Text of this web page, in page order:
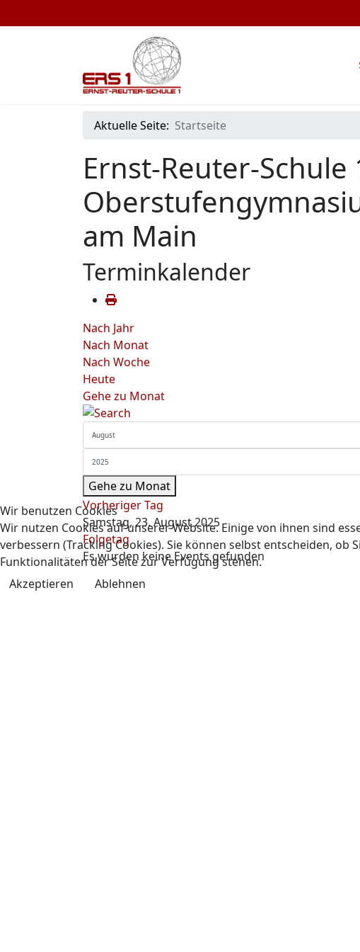
Aktuelle Seite: Startseite
Ernst-Reuter-Schule
am Main
Terminkalender
Nach Jahr
Nach Monat
Nach Woche
Heute
Gehe zu Monat
Gehe zu Monat
Vorheriger Tag
Samstag, 23. August 2025
Folgetag
Es wurden keine Events gefunden
Wir benutzen Cookies
Wir nutzen Cookies auf unserer Website. Einige von ihnen sind
verbessern (Tracking Cookies). Sie können selbst entscheiden,
Funktionalitäten der Seite zur Verfügung stehen.
Akzeptieren
Ablehnen